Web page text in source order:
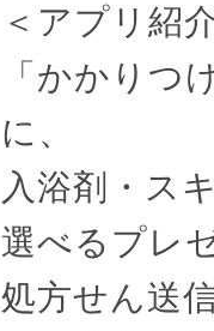
＜アプリ紹
「かかりつ
に、
入浴剤・ス
選べるプレ
処方せん送